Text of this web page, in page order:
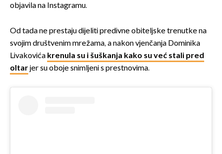
objavila na Instagramu.
Od tada ne prestaju dijeliti predivne obiteljske trenutke na
svojim društvenim mrežama, a nakon vjenčanja Dominika
Livakovića krenula su i šuškanja kako su već stali pred
oltarjer su oboje snimljeni s prestnovima.